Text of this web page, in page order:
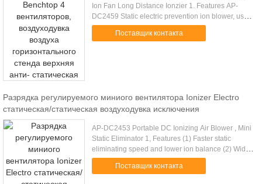
Ion Fan Long Distance Ionzier 1. Features AP-
DC2459 Static electric prevention ion blower, used
four fan with large volume, suit for long distance
static removing...
Поставщик контакта
Разрядка регулируемого миниого вентилятора Ionizer Electro
статическая/статическая воздуходувка исключения
AP-DC2453 Portable DC Ionizing Air Blower , Mini
Static Eliminator 1, Features (1) Faster static
eliminating speed and lower ion balance (2) Wide
range of ion airflow with large covering area (3)
Stepless ...Поставщик контакта